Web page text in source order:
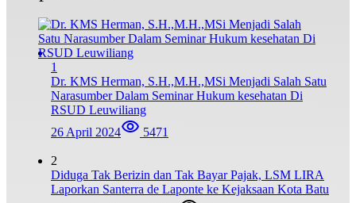
1
Dr. KMS Herman, S.H.,M.H.,MSi Menjadi Salah Satu
Narasumber Dalam Seminar Hukum kesehatan Di
RSUD Leuwiliang
26 April 2024
5471
2
Diduga Tak Berizin dan Tak Bayar Pajak, LSM LIRA
Laporkan Santerra de Laponte ke Kejaksaan Kota Batu